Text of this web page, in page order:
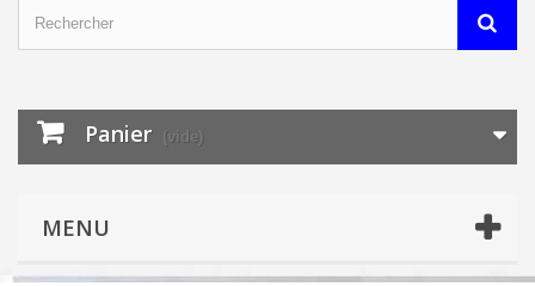
Panier (vide)
MENU